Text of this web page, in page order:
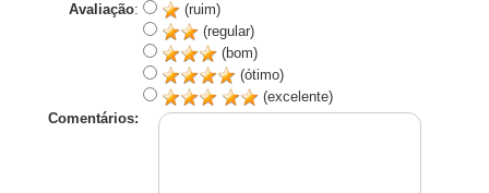
Avaliação:
(ruim)
(regular)
(bom)
(ótimo)
(excelente)
Comentários: